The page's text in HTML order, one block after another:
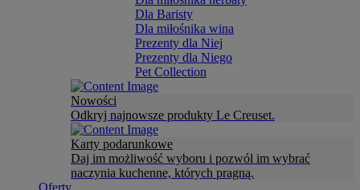
Dla Baristy
Dla miłośnika wina
Prezenty dla Niej
Prezenty dla Niego
Pet Collection
Nowości
Odkryj najnowsze produkty Le Creuset.
Karty podarunkowe
Daj im możliwość wyboru i pozwól im wybrać
naczynia kuchenne, których pragną.
Oferty